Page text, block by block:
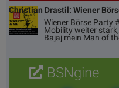
Christian Drastil: Wiener
Wiener Börse Party
Mobility weiter
Bajaj mein Man of
BSNgine